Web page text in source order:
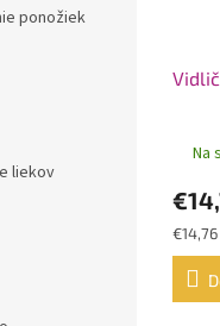
ponožiek
liekov
Na
cena: